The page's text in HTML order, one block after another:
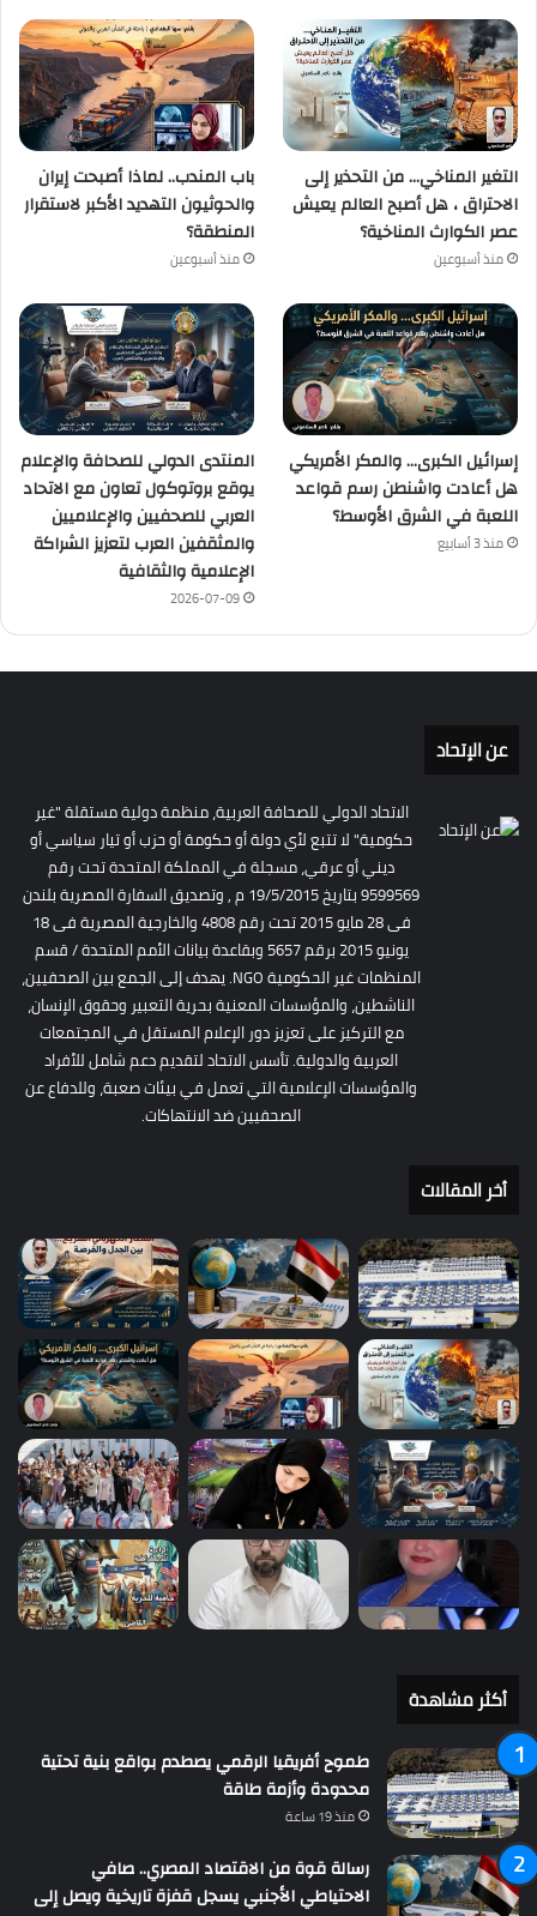
التغير المناخي… من التحذير إلى
الاحتراق ، هل أصبح العالم يعيش
عصر الكوارث المناخية؟
منذ أسبوعين
باب المندب.. لماذا أصبحت إيران
والحوثيون التهديد الأكبر لاستقرار
المنطقة؟
منذ أسبوعين
إسرائيل الكبرى… والمكر الأمريكي
هل أعادت واشنطن رسم قواعد
اللعبة في الشرق الأوسط؟
منذ 3 أسابيع
المنتدى الدولي للصحافة والإعلام
يوقع بروتوكول تعاون مع الاتحاد
العربي للصحفيين والإعلاميين
والمثقفين العرب لتعزيز الشراكة
الإعلامية والثقافية
2026-07-09
عن الإتحاد
الاتحاد الدولي للصحافة العربية، منظمة دولية مستقلة "غير
حكومية" لا تتبع لأي دولة أو حكومة أو حزب أو تيار سياسي أو
ديني أو عرقي، مسجلة في المملكة المتحدة تحت رقم
9599569 بتاريخ 19/5/2015 م , وتصديق السفارة المصرية بلندن
فى 28 مايو 2015 تحت رقم 4808 والخارجية المصرية فى 18
يونيو 2015 برقم 5657 وبقاعدة بيانات الأمم المتحدة / قسم
المنظمات غير الحكومية NGO. يهدف إلى الجمع بين الصحفيين،
الناشطين، والمؤسسات المعنية بحرية التعبير وحقوق الإنسان،
مع التركيز على تعزيز دور الإعلام المستقل في المجتمعات
العربية والدولية. تأسس الاتحاد لتقديم دعم شامل للأفراد
والمؤسسات الإعلامية التي تعمل في بيئات صعبة، وللدفاع عن
الصحفيين ضد الانتهاكات.
أخر المقالات
أكثر مشاهدة
طموح أفريقيا الرقمي يصطدم بواقع بنية تحتية
محدودة وأزمة طاقة
منذ 19 ساعة
رسالة قوة من الاقتصاد المصري.. صافي
الاحتياطي الأجنبي يسجل قفزة تاريخية ويصل إلى